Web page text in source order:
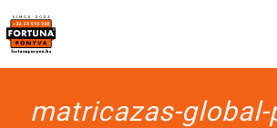
matricazas-